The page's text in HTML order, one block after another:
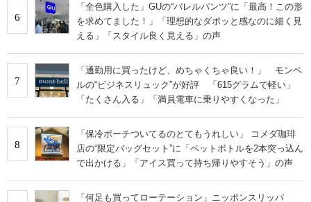
6
「全色購入した」GUの“バレルパンツ”に「最高！この形
を求めてました！」「理想的なダボッと感なのに細く見
える」「スタイル良く見える」の声
7
「通勤用に買ったけど、めちゃくちゃ良い！」 モンベ
ルの“ビジネスリュック”が好評 「615グラムで軽い」
「たくさん入る」「満員電車に乗りやすくなった」
8
「保冷ポーチついてるのとてもうれしい」 コメダ珈琲
店の“限定バッグセット”に「ペットボトルを2本突っ込ん
で出かける」「アイス買って持ち帰りやすそう」の声
「何足も買ってローテーション」ニッポンスリッパ